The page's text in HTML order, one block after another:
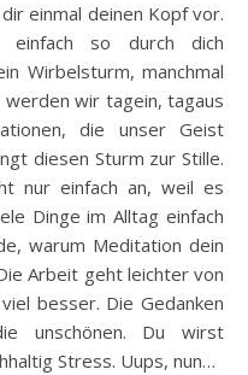
einfach so durch dich
Wirbelsturm, manchmal
werden wir tagein, tagaus
die unser Geist
diesen Sturm zur Stille.
nur einfach an, weil es
Dinge im Alltag einfach
warum Meditation dein
Arbeit geht leichter von
besser. Die Gedanken
unschönen. Du wirst
Stress. Uups, nun…